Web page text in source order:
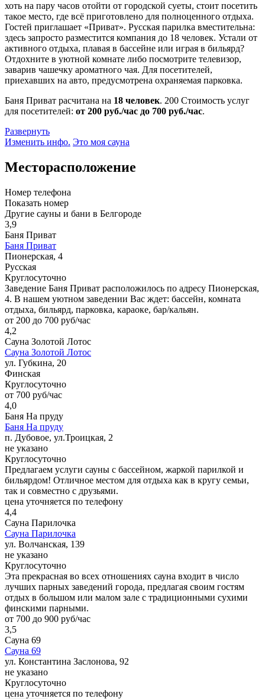
хоть на пару часов отойти от городской суеты, стоит посетить
такое место, где всё приготовлено для полноценного отдыха.
Гостей приглашает «Приват». Русская парилка вместительна:
здесь запросто разместится компания до 18 человек. Устали от
активного отдыха, плавая в бассейне или играя в бильярд?
Отдохните в уютной комнате либо посмотрите телевизор,
заварив чашечку ароматного чая. Для посетителей,
приехавших на авто, предусмотрена охраняемая парковка.
Баня Приват расчитана на 18 человек. 200 Стоимость услуг
для посетителей: от 200 руб./час до 700 руб./час.
Развернуть
Изменить инфо. Это моя сауна
Месторасположение
Номер телефона
Показать номер
Другие сауны и бани в Белгороде
3,9
Баня Приват
Баня Приват
Пионерская, 4
Русская
Круглосуточно
Заведение Баня Приват расположилось по адресу Пионерская,
4. В нашем уютном заведении Вас ждет: бассейн, комната
отдыха, бильярд, парковка, караоке, бар/кальян.
от 200 до 700 руб/час
4,2
Сауна Золотой Лотос
Сауна Золотой Лотос
ул. Губкина, 20
Финская
Круглосуточно
от 700 руб/час
4,0
Баня На пруду
Баня На пруду
п. Дубовое, ул.Троицкая, 2
не указано
Круглосуточно
Предлагаем услуги сауны с бассейном, жаркой парилкой и
бильярдом! Отличное местом для отдыха как в кругу семьи,
так и совместно с друзьями.
цена уточняется по телефону
4,4
Сауна Парилочка
Сауна Парилочка
ул. Волчанская, 139
не указано
Круглосуточно
Эта прекрасная во всех отношениях сауна входит в число
лучших парных заведений города, предлагая своим гостям
отдых в большом или малом зале с традиционными сухими
финскими парными.
от 700 до 900 руб/час
3,5
Сауна 69
Сауна 69
ул. Константина Заслонова, 92
не указано
Круглосуточно
цена уточняется по телефону